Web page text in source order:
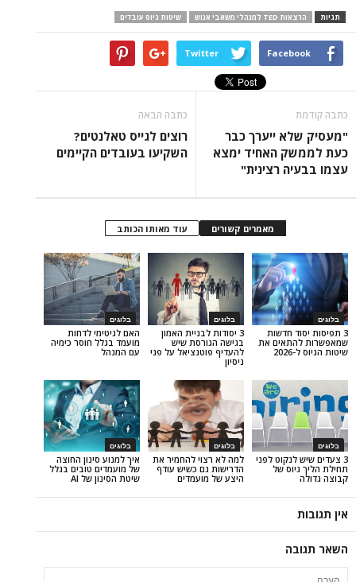
שיטות גיוס עובדים
Twitter
ייערך כבר
האחיד ימצא
רצינית"
רוצים לגייס טאלנטים?
השקיעו בעובדים הקיימים
עוד מאותו הכותב
בלוגים
האם לגיטימי לדחות
מועמד בגלל חוסר כימיה
עם המנהל
בלוגים
3 יסודות לבניית האמון
בגישה הגורסת שיש
להעדיף פוטנציאל על פני
חדשות
את
בלוגים
איך למנוע סינון החוצה
של מועמדים טובים בגלל
שיטת הסינון של AI
בלוגים
למה לא רצוי להחמיר את
הדרישות גם כשיש עודף
היצע של מועמדים
לפני
של